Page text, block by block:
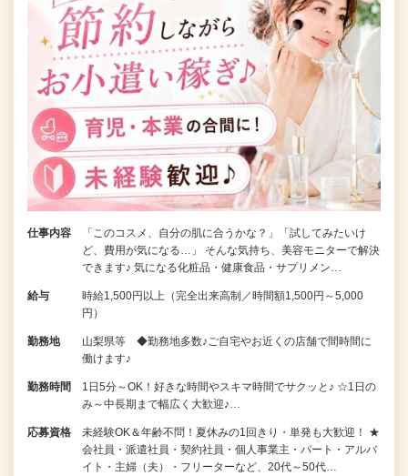
仕事内容
「このコスメ、自分の肌に合うかな？」「試してみたいけ
ど、費用が気になる…」 そんな気持ち、美容モニターで解決
できます♪ 気になる化粧品・健康食品・サプリメン…
給与
時給1,500円以上（完全出来高制／時間額1,500円～5,000
円）
勤務地
山梨県等 ◆勤務地多数♪ご自宅やお近くの店舗で間時間に
働けます♪
勤務時間
1日5分～OK！好きな時間やスキマ時間でサクッと♪ ☆1日の
み～中長期まで幅広く大歓迎♪…
応募資格
未経験OK＆年齢不問！夏休みの1回きり・単発も大歓迎！ ★
会社員・派遣社員・契約社員・個人事業主・パート・アルバ
イト・主婦（夫）・フリーターなど、20代～50代…